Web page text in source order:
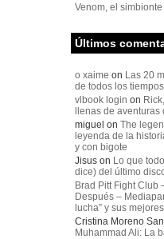
Venom, el
Últimos
o xaime on Las 20
de todos los tiempos
vlbook login on
llenas de
miguel on The
leyenda de la
y con bigote
Jisuson Lo que
dice) del último
Brad Pitt Fight Club
Después –
lucha” y sus
Cristina Moreno
Muhammad Ali: La